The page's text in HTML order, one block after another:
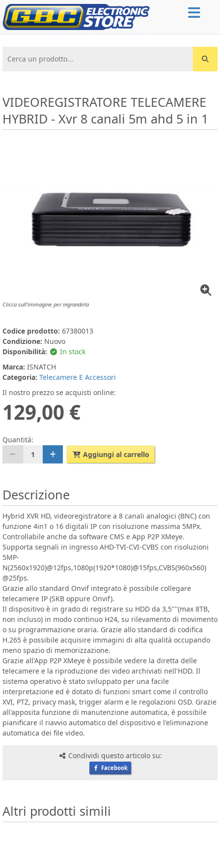
Cerca un prodotto...
VIDEOREGISTRATORE TELECAMERE
HYBRID - Xvr 8 canali 5m ahd 5 in 1
Clicca sull'immagine per ingrandirla
Codice prodotto: 67380013
Condizione: Nuovo
Disponibilità:
In stock
Marca: ISNATCH
Categoria: Telecamere E Accessori
Il nostro prezzo se acquisti online:
129,00 €
Quantità:
1
Aggiungi al carrello
Descrizione
Hybrid XVR HD, videoregistratore a 8 canali analogici (BNC) con
funzione 4in1 o 16 digitali IP con risoluzione massima 5MPx.
Controllabile anche da software CMS e App P2P XMeye.
Supporta segnali in ingresso AHD-TVI-CVI-CVBS con risoluzioni
5MP-
N(2560x1920)@12fps,1080p(1920*1080)@15fps,CVBS(960x560)
@25fps.
Grazie allo standard Onvif integrato è possibile collegare
telecamere IP (SKB oppure Onvif).
Il dispositivo è in grado di registrare su HDD da 3,5""(max 8TB,
non incluso) in modo continuo H24, su rilevamento di movimento
o su programmazione oraria. Grazie allo standard di codifica
H.265 è possibile acquisire immagini di alta qualità occupando
meno spazio di memorizzazione.
Grazie all'App P2P XMeye è possibile vedere la diretta delle
telecamere e la riproduzione dei video archiviati nell'HDD. Il
sistema operativo è stato sviluppato per una facile
interpretazione ed è dotato di funzioni smart come il controllo
XVI, PTZ, privacy mask, trigger alarm e le regolazioni OSD. Grazie
all'apposita funzione di manutenzione automatica, è possibile
pianificare il riavvio automatico del dispositivo e l'eliminazione
automatica dei file video.
Condividi questo articolo su:
Facebook
Altri prodotti simili